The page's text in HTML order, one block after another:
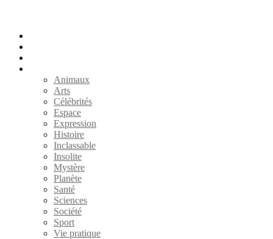
Animaux
Arts
Célébrités
Espace
Expression
Histoire
Inclassable
Insolite
Mystère
Planète
Santé
Sciences
Société
Sport
Vie pratique